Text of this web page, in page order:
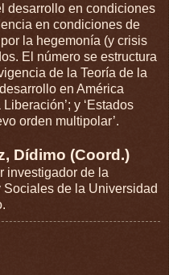
desarrollo en condiciones
en condiciones de
la hegemonía (y crisis
El número se estructura
de la Teoría de la
en América
y ‘Estados
orden multipolar’.
Dídimo (Coord.)
investigador de la
de la Universidad